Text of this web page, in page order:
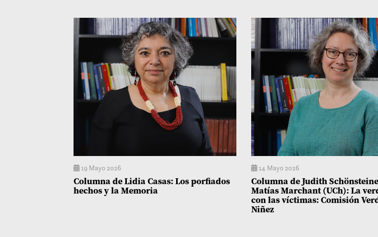
19 Mayo 2026
Columna de Lidia Casas: Los porfiados
hechos y la Memoria
14 Mayo 2026
Columna de Judith
Matías Marchant (UCh): La
con las víctimas: Comisión
Niñez